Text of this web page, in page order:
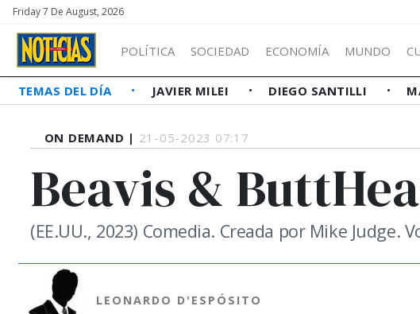
Friday 7 De August, 2026
POLÍTICA SOCIEDAD ECONOMÍA MUNDO
TEMAS DEL DÍA JAVIER MILEI DIEGO SANTILLI
ON DEMAND | 21-05-2023 07:17
Beavis &
(EE.UU., 2023) Comedia. Creada por Mike Judge.
LEONARDO D'ESPÓSITO